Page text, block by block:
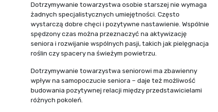
Dotrzymywanie towarzystwa osobie starszej nie wymaga
żadnych specjalistycznych umiejętności. Często
wystarczą dobre chęci i pozytywne nastawienie. Wspólnie
spędzony czas można przeznaczyć na aktywizację
seniora i rozwijanie wspólnych pasji, takich jak pielęgnacja
roślin czy spacery na świeżym powietrzu.
Dotrzymywanie towarzystwa seniorowi ma zbawienny
wpływ na samopoczucie seniora – daje też możliwość
budowania pozytywnej relacji między przedstawicielami
różnych pokoleń.